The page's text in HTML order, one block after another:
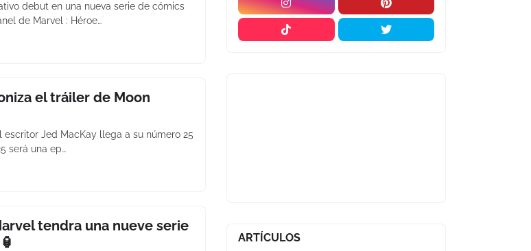
debut en una nueva serie de cómics
de Marvel : Héroe…
el tráiler de Moon
escritor Jed MacKay llega a su número 25
será una ep…
tendra una nueve serie
ARTÍCULOS